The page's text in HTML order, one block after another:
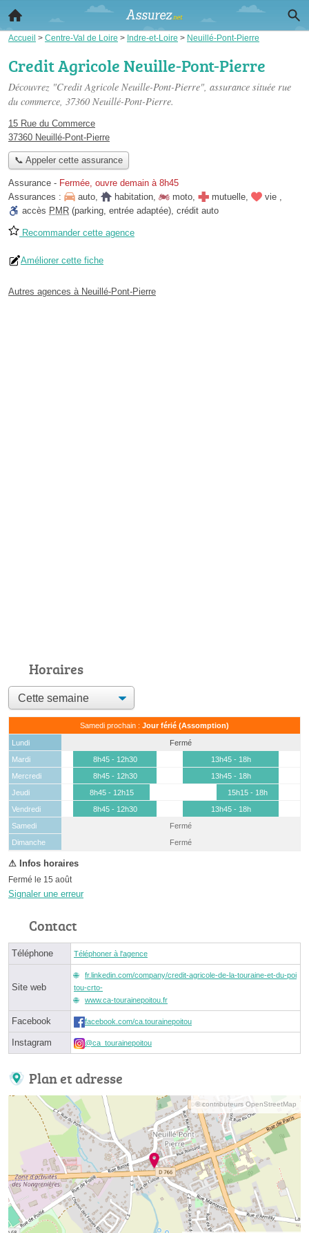
Accueil > Centre-Val de Loire > Indre-et-Loire > Neuillé-Pont-Pierre
Credit Agricole Neuille-Pont-Pierre
Découvrez "Credit Agricole Neuille-Pont-Pierre", assurance située rue
du commerce, 37360 Neuillé-Pont-Pierre.
15 Rue du Commerce
37360 Neuillé-Pont-Pierre
📞 Appeler cette assurance
Assurance - Fermée, ouvre demain à 8h45
Assurances :
auto, habitation, moto, mutuelle, vie ,
accès PMR (parking, entrée adaptée), crédit auto
Recommander cette agence
Améliorer cette fiche
Autres agences à Neuillé-Pont-Pierre
Horaires
Samedi prochain : Jour férié (Assomption)
Lundi
Fermé
Mardi
8h45 - 12h30
13h45 - 18h
Mercredi
8h45 - 12h30
13h45 - 18h
Jeudi
8h45 - 12h15
15h15 - 18h
Vendredi
8h45 - 12h30
13h45 - 18h
Samedi
(15 août)
Fermé
Dimanche
Fermé
Fermé le 15 août
Signaler une erreur
Contact
Téléphone Téléphoner à l'agence
Site web
fr.linkedin.com/company/credit-agricole-de-la-touraine-et-du-poi
tou-crto-
www.ca-tourainepoitou.fr
Facebook facebook.com/ca.tourainepoitou
Instagram @ca_tourainepoitou
Plan et adresse
© contributeurs OpenStreetMap